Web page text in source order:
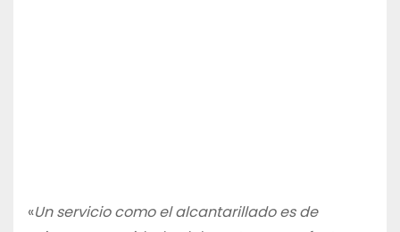
«Un servicio como el alcantarillado es de